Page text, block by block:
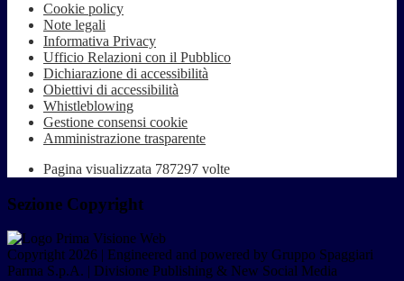
Cookie policy
Note legali
Informativa Privacy
Ufficio Relazioni con il Pubblico
Dichiarazione di accessibilità
Obiettivi di accessibilità
Whistleblowing
Gestione consensi cookie
Amministrazione trasparente
Pagina visualizzata 787297 volte
Sezione Copyright
Copyright 2026 | Engineered and powered by Gruppo Spaggiari
Parma S.p.A. | Divisione Publishing & New Social Media